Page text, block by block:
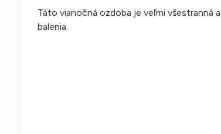
Táto vianočná ozdoba je veľmi všestranná
balenia.